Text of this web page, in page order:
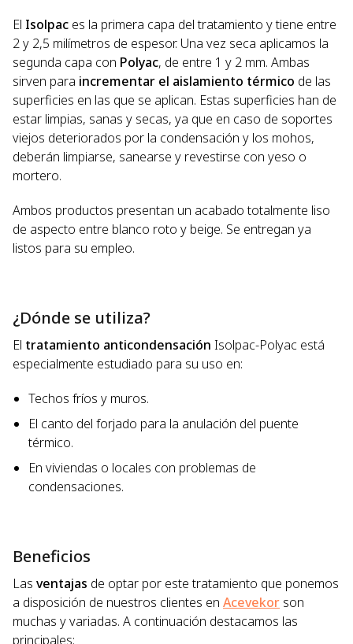
El Isolpac es la primera capa del tratamiento y tiene entre
2 y 2,5 milímetros de espesor. Una vez seca aplicamos la
segunda capa con Polyac, de entre 1 y 2 mm. Ambas
sirven para incrementar el aislamiento térmico de las
superficies en las que se aplican. Estas superficies han de
estar limpias, sanas y secas, ya que en caso de soportes
viejos deteriorados por la condensación y los mohos,
deberán limpiarse, sanearse y revestirse con yeso o
mortero.
Ambos productos presentan un acabado totalmente liso
de aspecto entre blanco roto y beige. Se entregan ya
listos para su empleo.
¿Dónde se utiliza?
El tratamiento anticondensación Isolpac-Polyac está
especialmente estudiado para su uso en:
Techos fríos y muros.
El canto del forjado para la anulación del puente
térmico.
En viviendas o locales con problemas de
condensaciones.
Beneficios
Las ventajas de optar por este tratamiento que ponemos
a disposición de nuestros clientes en Acevekor son
muchas y variadas. A continuación destacamos las
principales: